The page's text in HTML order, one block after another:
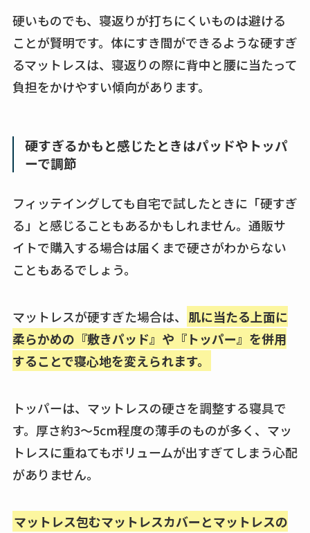
硬いものでも、寝返りが打ちにくいものは避ける
ことが賢明です。体にすき間ができるような硬すぎ
るマットレスは、寝返りの際に背中と腰に当たって
負担をかけやすい傾向があります。
硬すぎるかもと感じたときはパッドやトッパ
ーで調節
フィッテイングしても自宅で試したときに「硬すぎ
る」と感じることもあるかもしれません。通販サ
イトで購入する場合は届くまで硬さがわからない
こともあるでしょう。
マットレスが硬すぎた場合は、 肌に当たる上面に
柔らかめの『敷きパッド』や『トッパー』を併用
することで寝心地を変えられます。
トッパーは、マットレスの硬さを調整する寝具で
す。厚さ約3～5cm程度の薄手のものが多く、マッ
トレスに重ねてもボリュームが出すぎてしまう心配
がありません。
マットレス包むマットレスカバーとマットレスの